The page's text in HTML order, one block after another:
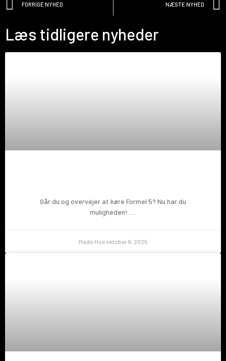
FORRIGE NYHED NÆSTE NYHED
Læs tidligere nyheder
Går du og overvejer at køre Formel 5? Nu har du
muligheden!…..
Mads Hoe oktober 9, 2025